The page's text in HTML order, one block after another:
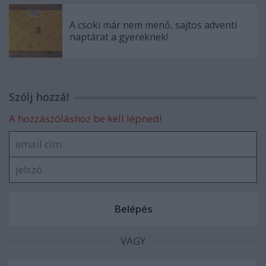
A csoki már nem menő, sajtos adventi
naptárat a gyereknek!
Szólj hozzá!
A hozzászóláshoz be kell lépned!
VAGY